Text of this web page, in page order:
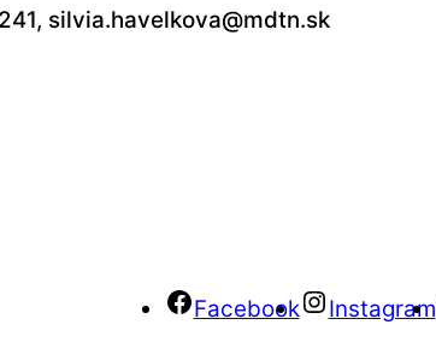
silvia.havelkova@mdtn.sk
Facebook Instagram